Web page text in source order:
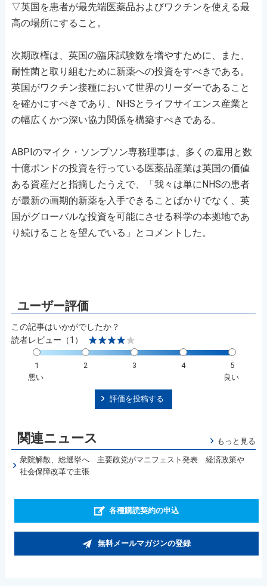
▽英国を患者が最先端医薬品およびワクチンを使える最
高の場所にすること。
次期政権は、英国の臨床試験数を増やすために、また、
耐性菌と取り組むために新薬への投資をすべきである。
英国がワクチン接種において世界のリーダーであること
を確かにすべきであり、NHSとライフサイエンス産業と
の幅広くかつ深い協力関係を構築すべきである。
ABPIのマイク・ソンプソン専務理事は、多くの雇用と数
十億ポンドの投資を行っている医薬品産業は英国の価値
ある資産だと指摘したうえで、「我々は単にNHSの患者
が最新の画期的新薬を入手できることばかりでなく、英
国がグローバルな投資を可能にさせる科学の本拠地であ
り続けることを望んでいる」とコメントした。
この記事はいかがでしたか？
読者レビュー（1）
1 2 3 4
5
悪い
良い
評価を投稿する
関連ニュース もっと見る
衆院解散、総選挙へ 主要政党がマニフェスト発表 経済政策や
社会保障改革で主張
各種購読契約の申込
無料メールマガジンの登録